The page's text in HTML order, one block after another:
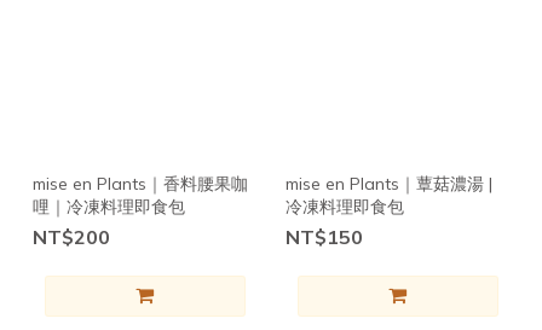
mise en Plants｜香料腰果咖
哩｜冷凍料理即食包
NT$200
mise en Plants｜蕈菇濃湯 |
冷凍料理即食包
NT$150